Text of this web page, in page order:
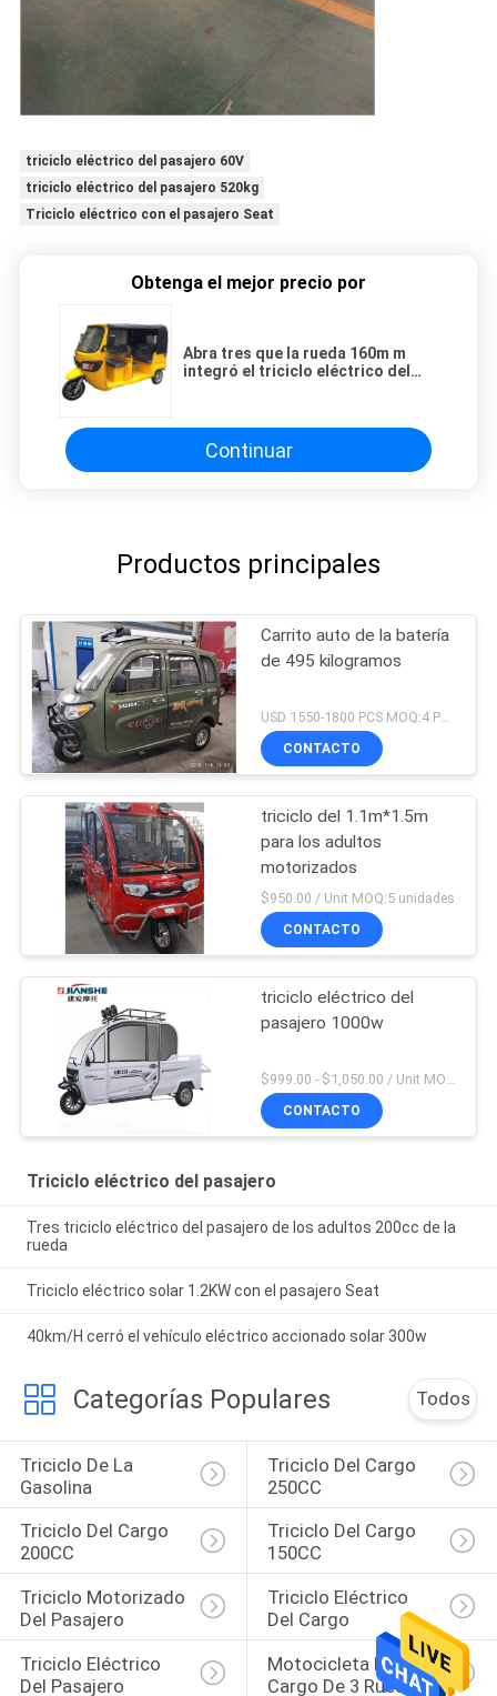
triciclo eléctrico del pasajero 60V
triciclo eléctrico del pasajero 520kg
Triciclo eléctrico con el pasajero Seat
Obtenga el mejor precio por
Abra tres que la rueda 160m m
integró el triciclo eléctrico del
Continuar
Productos principales
Carrito auto de la batería
de 495 kilogramos
USD 1550-1800 PCS MOQ:4 PCS
CONTACTO
triciclo del 1.1m*1.5m
para los adultos
motorizados
$950.00 / Unit MOQ:5 unidades
CONTACTO
triciclo eléctrico del
pasajero 1000w
CONTACTO
Triciclo eléctrico del pasajero
Tres triciclo eléctrico del pasajero de los adultos 200cc de la
rueda
Triciclo eléctrico solar 1.2KW con el pasajero Seat
40km/H cerró el vehículo eléctrico accionado solar 300w
Categorías Populares Todos
Triciclo De La
Gasolina
Triciclo Del Cargo
250CC
Triciclo Del Cargo
200CC
Triciclo Del Cargo
150CC
Triciclo Motorizado
Del Pasajero
Triciclo Eléctrico
Del Cargo
Triciclo Eléctrico
Del Pasajero
Motocicleta Del
Cargo De 3 Ruedas